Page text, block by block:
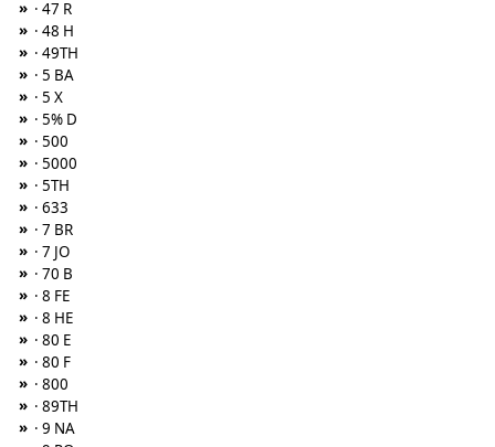
» · 47 R
» · 48 H
» · 49TH
» · 5 BA
» · 5 X
» · 5% D
» · 500
» · 5000
» · 5TH
» · 633
» · 7 BR
» · 7 JO
» · 70 B
» · 8 FE
» · 8 HE
» · 80 E
» · 80 F
» · 800
» · 89TH
» · 9 NA